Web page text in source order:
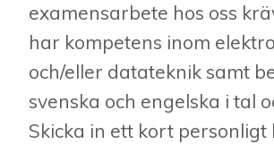
examensarbete hos oss
har kompetens inom
och/eller datateknik samt
svenska och engelska i tal
Skicka in ett kort personligt